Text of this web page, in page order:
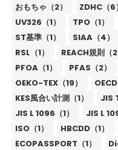
おもちゃ（2）
ZDHC（6）
UV326（1）
TPO（1）
ST基準（1）
SIAA（4）
RSL（1）
REACH規則（2
PFOA（1）
PFAS（2）
OEKO-TEX（19）
OECD
KES風合い計測（1）
JIS
JIS L 1096（1）
JIS L
ISO（1）
HBCDD（1）
ECOPASSPORT（1）